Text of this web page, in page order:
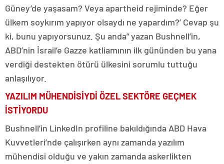
Güney’de yaşasam? Veya apartheid rejiminde? Eğer
ülkem soykırım yapıyor olsaydı ne yapardım?’ Cevap şu
ki, bunu yapıyorsunuz. Şu anda” yazan Bushnell’in,
ABD’nin İsrail’e Gazze katliamının ilk gününden bu yana
verdiği destekten ötürü ülkesini sorumlu tuttuğu
anlaşılıyor.
YAZILIM MÜHENDİSİYDİ ÖZEL SEKTÖRE GEÇMEK
İSTİYORDU
Bushnell’in LinkedIn profiline bakıldığında ABD Hava
Kuvvetleri’nde çalışırken aynı zamanda yazılım
mühendisi olduğu ve yakın zamanda askerlikten